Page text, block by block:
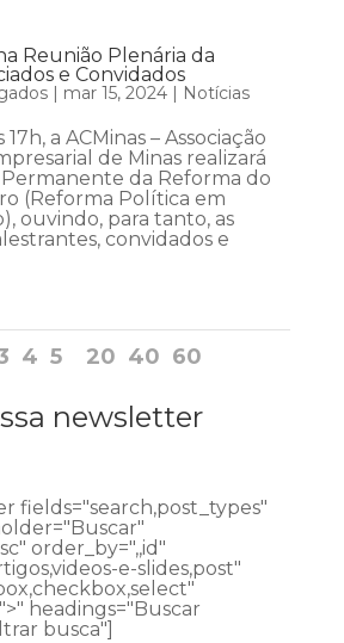
Reunião Plenária da
e Convidados
| mar 15, 2024| Notícias
17h, a ACMinas – Associação
de Minas realizará
da Reforma do
(Reforma Política em
ouvindo, para tanto, as
convidados e
4 5 20 40 60
newsletter
fields="search,post_types"
order_by=",,id"
e-slides,post"
headings="Buscar
busca"]